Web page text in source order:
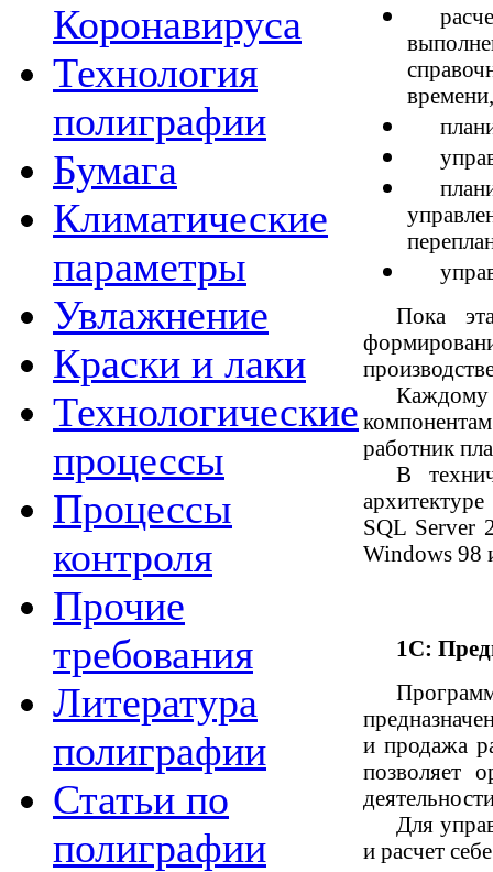
Коронавируса
Технология
полиграфии
Бумага
Климатические
параметры
Увлажнение
Краски и лаки
Технологические
процессы
Процессы
контроля
Прочие
требования
Литература
полиграфии
Статьи по
полиграфии
Пока
работник
В
SQL Server
Windows 98
1С:
и продажа
позволяет
Для
и расчет